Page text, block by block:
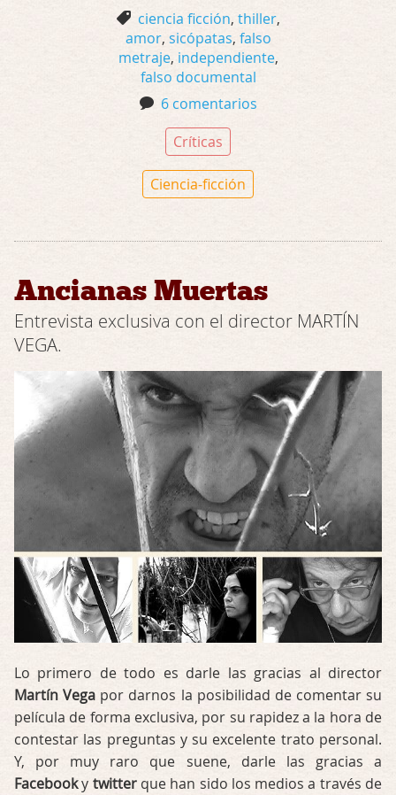
ciencia ficción, thiller,
amor, sicópatas, falso
metraje, independiente,
falso documental
6 comentarios
Críticas
Ciencia-ficción
Ancianas Muertas
Entrevista exclusiva con el director MARTÍN
VEGA.
Lo primero de todo es darle las gracias al director
Martín Vega por darnos la posibilidad de comentar su
película de forma exclusiva, por su rapidez a la hora de
contestar las preguntas y su excelente trato personal.
Y, por muy raro que suene, darle las gracias a
Facebooky twitterque han sido los medios a través de